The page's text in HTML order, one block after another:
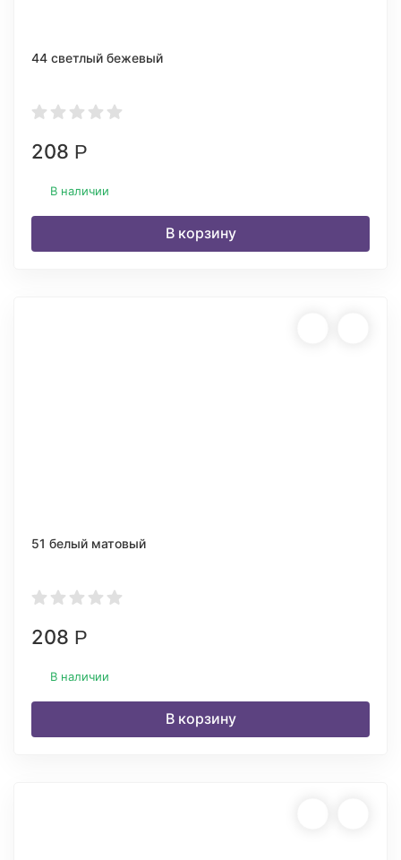
44 светлый бежевый
208 Р
В наличии
В корзину
51 белый матовый
208 Р
В наличии
В корзину